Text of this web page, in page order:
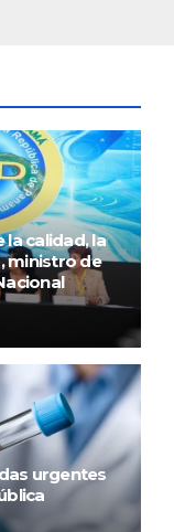
la calidad, la
ministro de
urgentes